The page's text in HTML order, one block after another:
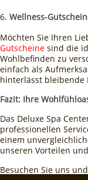
Wellness-
Möchten Sie Ihren
Gutscheine sind die
Wohlbefinden zu
einfach als
hinterlässt bleibende
Fazit: Ihre
Das Deluxe Spa
professionellen
einem
unseren Vorteilen
Besuchen Sie uns